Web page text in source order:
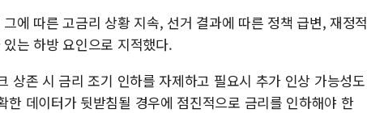
에 따른 고금리 상황 지속, 선거 결과에 따른 정책 급변, 재정적
는 하방 요인으로 지적했다.
상존 시 금리 조기 인하를 자제하고 필요시 추가 인상 가능성도
데이터가 뒷받침될 경우에 점진적으로 금리를 인하해야 한